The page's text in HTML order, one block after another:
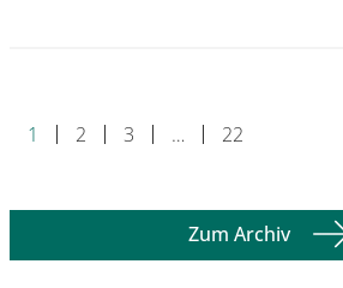
1 2 3 … 22
Zum Archiv